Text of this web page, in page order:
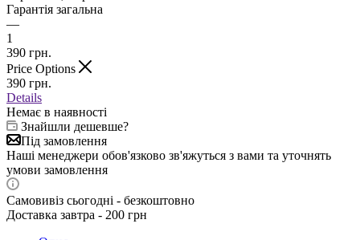
Гарантія загальна
—
1
390 грн.
Price Options
390 грн.
Details
Немає в наявності
Знайшли дешевше?
Під замовлення
Наші менеджери обов'язково зв'яжуться з вами та уточнять
умови замовлення
Самовивіз сьогодні - безкоштовно
Доставка завтра - 200 грн